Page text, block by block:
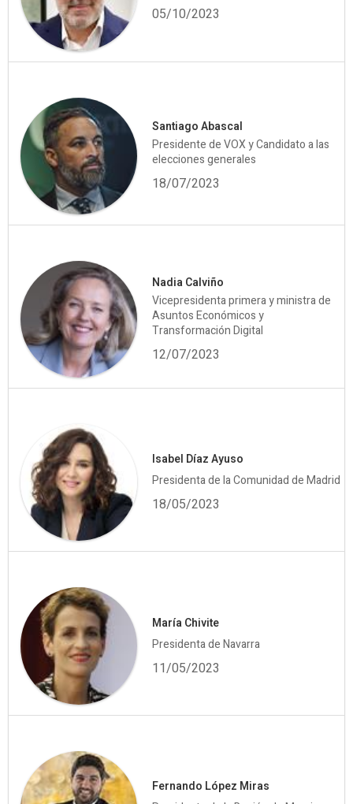
05/10/2023
Santiago Abascal
Presidente de VOX y Candidato a las
elecciones generales
18/07/2023
Nadia Calviño
Vicepresidenta primera y ministra de
Asuntos Económicos y
Transformación Digital
12/07/2023
Isabel Díaz Ayuso
Presidenta de la Comunidad de Madrid
18/05/2023
María Chivite
Presidenta de Navarra
11/05/2023
Fernando López Miras